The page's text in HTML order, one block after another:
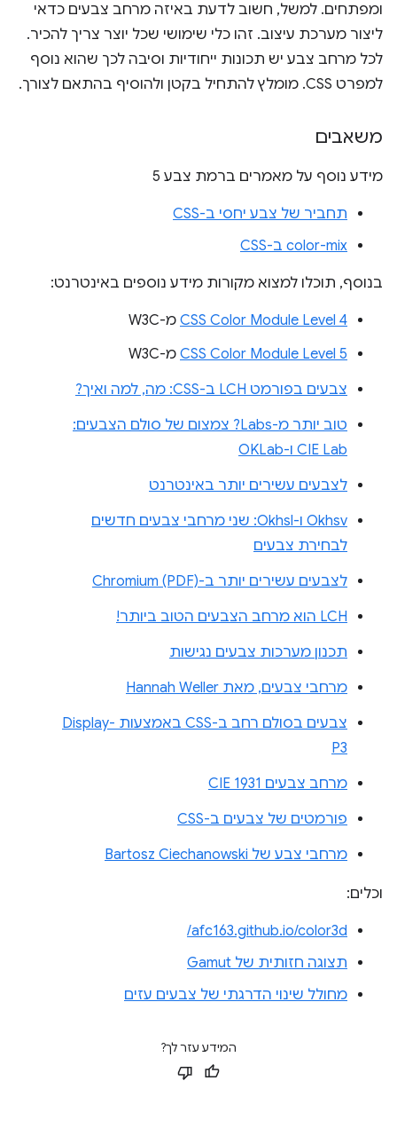
ומפתחים. למשל, חשוב לדעת באיזה מרחב צבעים כדאי
ליצור מערכת עיצוב. זהו כלי שימושי שכל יוצר צריך להכיר.
לכל מרחב צבע יש תכונות ייחודיות וסיבה לכך שהוא נוסף
למפרט CSS. מומלץ להתחיל בקטן ולהוסיף בהתאם לצורך.
משאבים
מידע נוסף על מאמרים ברמת צבע 5
תחביר של צבע יחסי ב-CSS
color-mix ב-CSS
בנוסף, תוכלו למצוא מקורות מידע נוספים באינטרנט:
CSS Color Module Level 4 מ-W3C
CSS Color Module Level 5 מ-W3C
צבעים בפורמט LCH ב-CSS: מה, למה ואיך?
טוב יותר מ-Labs? צמצום של סולם הצבעים:
CIE Lab ו-OKLab
לצבעים עשירים יותר באינטרנט
Okhsv ו-Okhsl: שני מרחבי צבעים חדשים
לבחירת צבעים
לצבעים עשירים יותר ב-Chromium (PDF)
LCH הוא מרחב הצבעים הטוב ביותר!
תכנון מערכות צבעים נגישות
מרחבי צבעים, מאת Hannah Weller
צבעים בסולם רחב ב-CSS באמצעות Display-
P3
מרחב צבעים CIE 1931
פורמטים של צבעים ב-CSS
מרחבי צבע של Bartosz Ciechanowski
וכלים:
afc163.github.io/color3d/
תצוגה חזותית של Gamut
מחולל שינוי הדרגתי של צבעים עזים
המידע עזר לך?